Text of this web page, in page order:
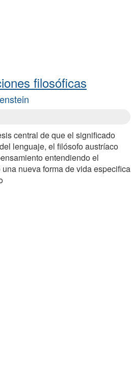
filosóficas
central de que el significado
lenguaje, el filósofo austríaco
entendiendo el
nueva forma de vida especifica